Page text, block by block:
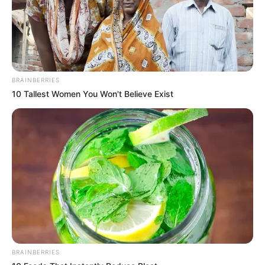
O objetivo é que o projeto chegue ao plenário em condições
ainda mais sólidas— reduzindo riscos e ampliando as chances
de aprovação definitiva.O deputado federal Zé Neto , presidente
da Frente Parlamentar Mista em Defesa dos Agentes Comunitários
de Saúde e de Endemias do Brasil,acompanha diretamente esse
processo junto ao líder do Governo na Câmara, deputado Paulo
Essa luta somente é possível porque ACS e ACE estão
BRAINBERRIES
10 Tallest Women You Won't Believe Exist
BRAINBERRIES